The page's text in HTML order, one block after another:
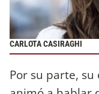
CARLOTA CASIRAGHI
Por su parte, su